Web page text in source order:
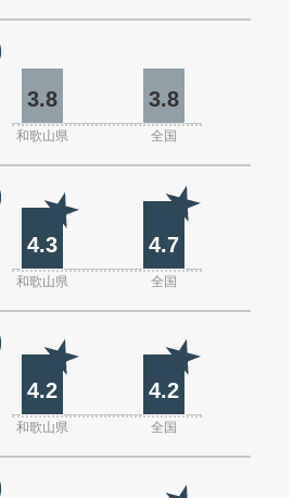
3.8 3.8
和歌山県 全国
4.3 4.7
和歌山県 全国
4.2 4.2
和歌山県 全国